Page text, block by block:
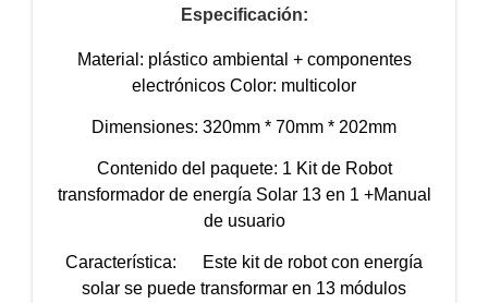
Especificación:
Material: plástico ambiental + componentes
electrónicos Color: multicolor
Dimensiones: 320mm * 70mm * 202mm
Contenido del paquete: 1 Kit de Robot
transformador de energía Solar 13 en 1 +Manual
de usuario
Característica: Este kit de robot con energía
solar se puede transformar en 13 módulos